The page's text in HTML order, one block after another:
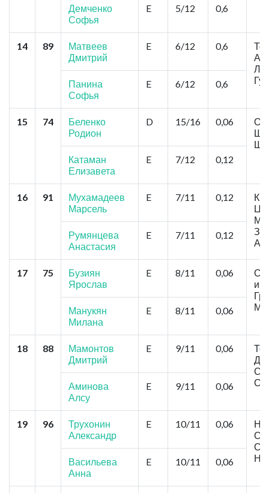
Демченко
Софья
E 5/12 0,6
14 89
Матвеев
Дмитрий
E 6/12 0,6
Панина
Софья
E 6/12 0,6
15 74
Беленко
Родион
D 15/16 0,06
Катаман
Елизавета
E 7/12 0,12
16 91
Мухамадеев
Марсель
E 7/11 0,12
Румянцева
Анастасия
E 7/11 0,12
17 75
Бузиян
Ярослав
E 8/11 0,06
Манукян
Милана
E 8/11 0,06
18 88
Мамонтов
Дмитрий
E 9/11 0,06
Аминова
Алсу
E 9/11 0,06
19 96
Трухонин
Александр
E 10/11 0,06
Васильева
Анна
E 10/11 0,06